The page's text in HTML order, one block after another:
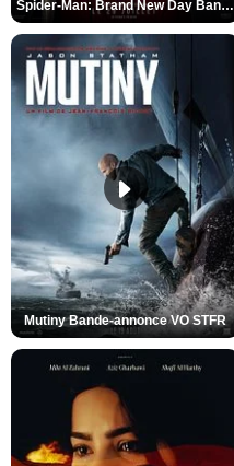
Spider-Man: Brand New Day Bande-annonce VO STFR
Mutiny Bande-annonce VO STFR